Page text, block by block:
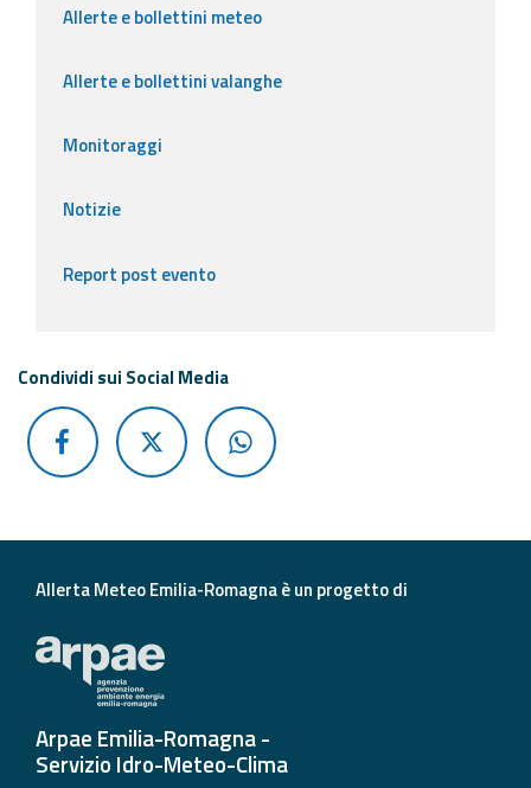
Contatti
Allerte e bollettini meteo
Allerte e bollettini valanghe
Monitoraggi
Notizie
Report post evento
Condividi sui Social Media
Allerta Meteo Emilia-Romagna è un progetto di
Arpae Emilia-Romagna -
Servizio Idro-Meteo-Clima